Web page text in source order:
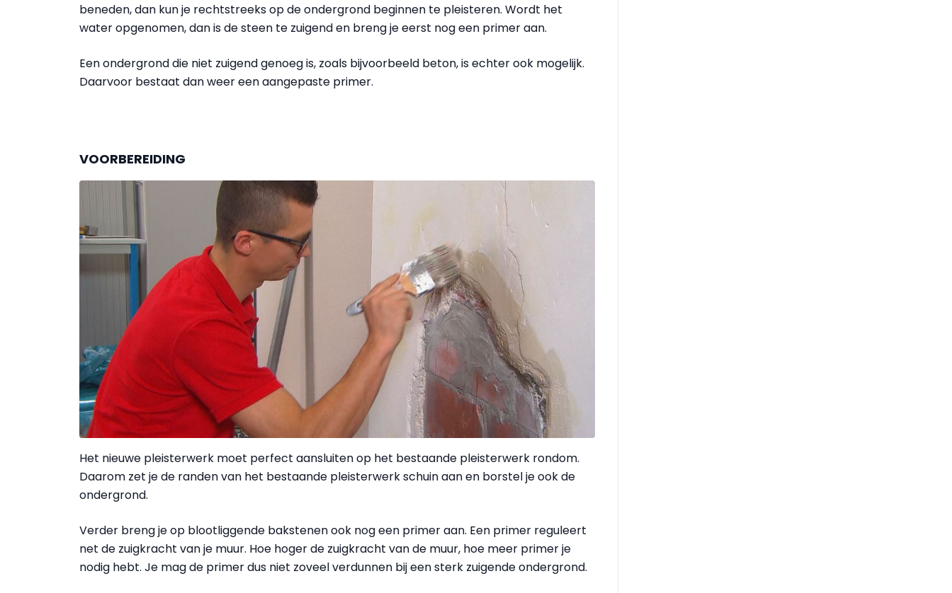
beneden, dan kun je rechtstreeks op de ondergrond beginnen te pleisteren. Wordt het
water opgenomen, dan is de steen te zuigend en breng je eerst nog een primer aan.
Een ondergrond die niet zuigend genoeg is, zoals bijvoorbeeld beton, is echter ook mogelijk.
Daarvoor bestaat dan weer een aangepaste primer.
VOORBEREIDING
Het nieuwe pleisterwerk moet perfect aansluiten op het bestaande pleisterwerk rondom.
Daarom zet je de randen van het bestaande pleisterwerk schuin aan en borstel je ook de
ondergrond.
Verder breng je op blootliggende bakstenen ook nog een primer aan. Een primer reguleert
net de zuigkracht van je muur. Hoe hoger de zuigkracht van de muur, hoe meer primer je
nodig hebt. Je mag de primer dus niet zoveel verdunnen bij een sterk zuigende ondergrond.